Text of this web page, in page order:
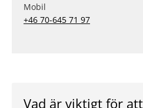
Mobil
+46 70-645 71 97
Vad är viktigt för